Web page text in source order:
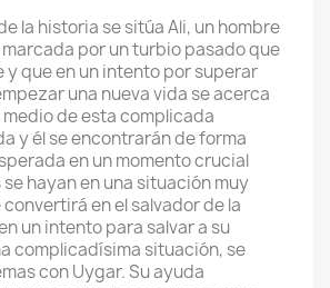
la historia se sitúa Ali, un hombre
por un turbio pasado que
y que en un intento por superar
una nueva vida se acerca
medio de esta complicada
y él se encontrarán de forma
en un momento crucial
hayan en una situación muy
en el salvador de la
un intento para salvar a su
complicadísima situación, se
con Uygar. Su ayuda